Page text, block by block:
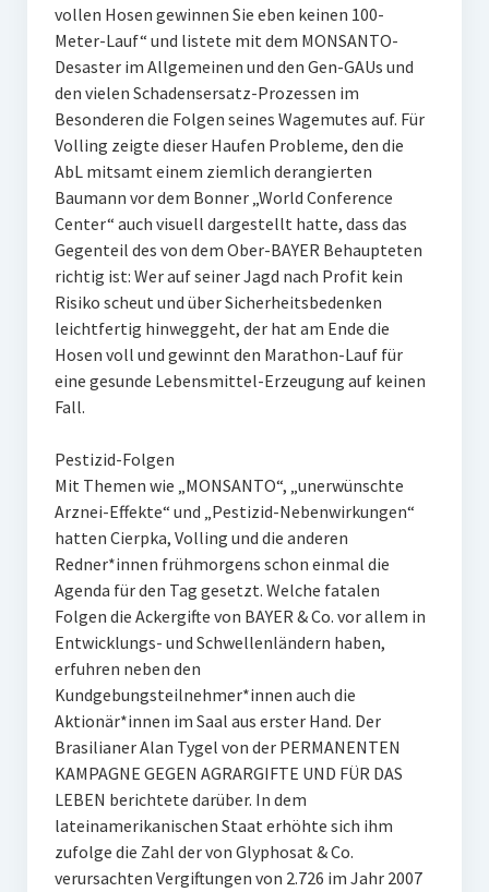
vollen Hosen gewinnen Sie eben keinen 100-
Meter-Lauf“ und listete mit dem MONSANTO-
Desaster im Allgemeinen und den Gen-GAUs und
den vielen Schadensersatz-Prozessen im
Besonderen die Folgen seines Wagemutes auf. Für
Volling zeigte dieser Haufen Probleme, den die
AbL mitsamt einem ziemlich derangierten
Baumann vor dem Bonner „World Conference
Center“ auch visuell dargestellt hatte, dass das
Gegenteil des von dem Ober-BAYER Behaupteten
richtig ist: Wer auf seiner Jagd nach Profit kein
Risiko scheut und über Sicherheitsbedenken
leichtfertig hinweggeht, der hat am Ende die
Hosen voll und gewinnt den Marathon-Lauf für
eine gesunde Lebensmittel-Erzeugung auf keinen
Fall.
Pestizid-Folgen
Mit Themen wie „MONSANTO“, „unerwünschte
Arznei-Effekte“ und „Pestizid-Nebenwirkungen“
hatten Cierpka, Volling und die anderen
Redner*innen frühmorgens schon einmal die
Agenda für den Tag gesetzt. Welche fatalen
Folgen die Ackergifte von BAYER & Co. vor allem in
Entwicklungs- und Schwellenländern haben,
erfuhren neben den
Kundgebungsteilnehmer*innen auch die
Aktionär*innen im Saal aus erster Hand. Der
Brasilianer Alan Tygel von der PERMANENTEN
KAMPAGNE GEGEN AGRARGIFTE UND FÜR DAS
LEBEN berichtete darüber. In dem
lateinamerikanischen Staat erhöhte sich ihm
zufolge die Zahl der von Glyphosat & Co.
verursachten Vergiftungen von 2.726 im Jahr 2007